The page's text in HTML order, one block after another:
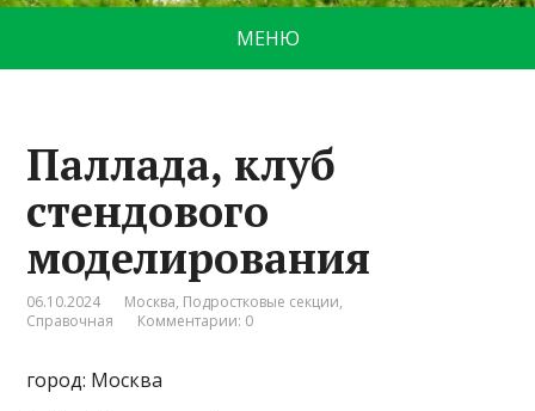
МЕНЮ
Паллада, клуб
стендового
моделирования
06.10.2024 Москва, Подростковые секции,
Справочная
Комментарии: 0
город: Москва